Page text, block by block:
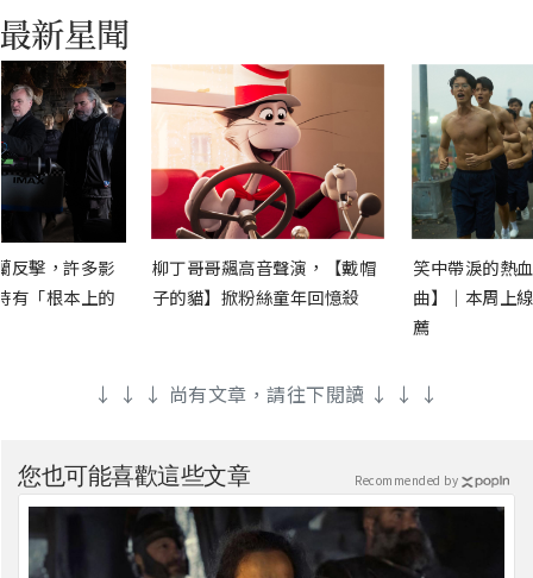
反擊，許多影
有「根本上的
柳丁哥哥飆高音聲演，【戴帽
子的貓】掀粉絲童年回憶殺
笑中帶淚的熱
曲】｜本周上
薦
↓ ↓ ↓ 尚有文章，請往下閱讀 ↓ ↓ ↓
您也可能喜歡這些文章 Recommended by